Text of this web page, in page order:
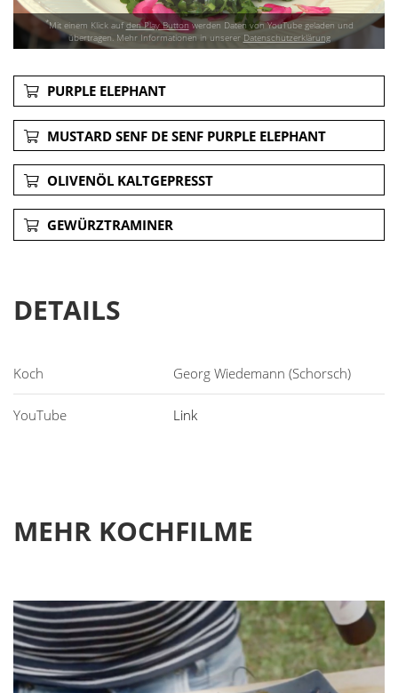
*Mit einem Klick aufden Play Buttonwerden Daten von YouTube geladen und
übertragen. Mehr Informationen in unserer Datenschutzerklärung
PURPLE ELEPHANT
MUSTARD SENF DE SENF PURPLE ELEPHANT
OLIVENÖL KALTGEPRESST
GEWÜRZTRAMINER
DETAILS
Georg Wiedemann (Schorsch)
Link
MEHR KOCHFILME